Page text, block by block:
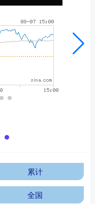
累计
全国